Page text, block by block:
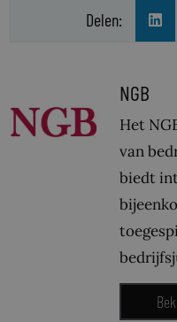
Delen:
NGB
Het
van
biedt